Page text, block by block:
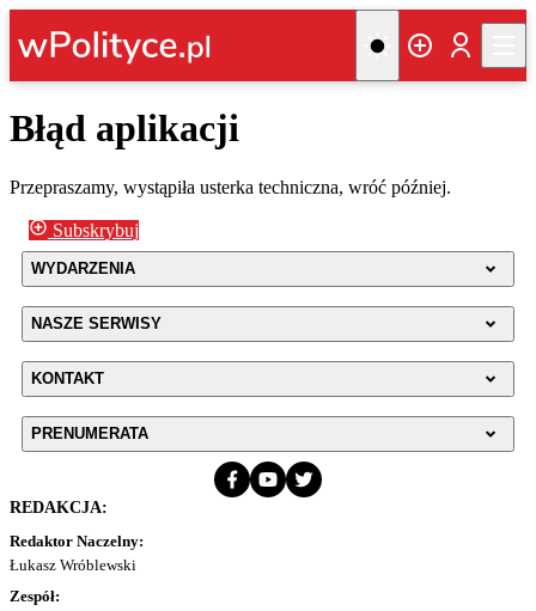
Błąd aplikacji
Przepraszamy, wystąpiła usterka techniczna, wróć później.
Subskrybuj
WYDARZENIA
NASZE SERWISY
KONTAKT
PRENUMERATA
REDAKCJA:
Redaktor Naczelny:
Łukasz Wróblewski
Zespół: